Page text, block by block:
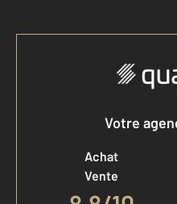
Votre
Achat
Vente